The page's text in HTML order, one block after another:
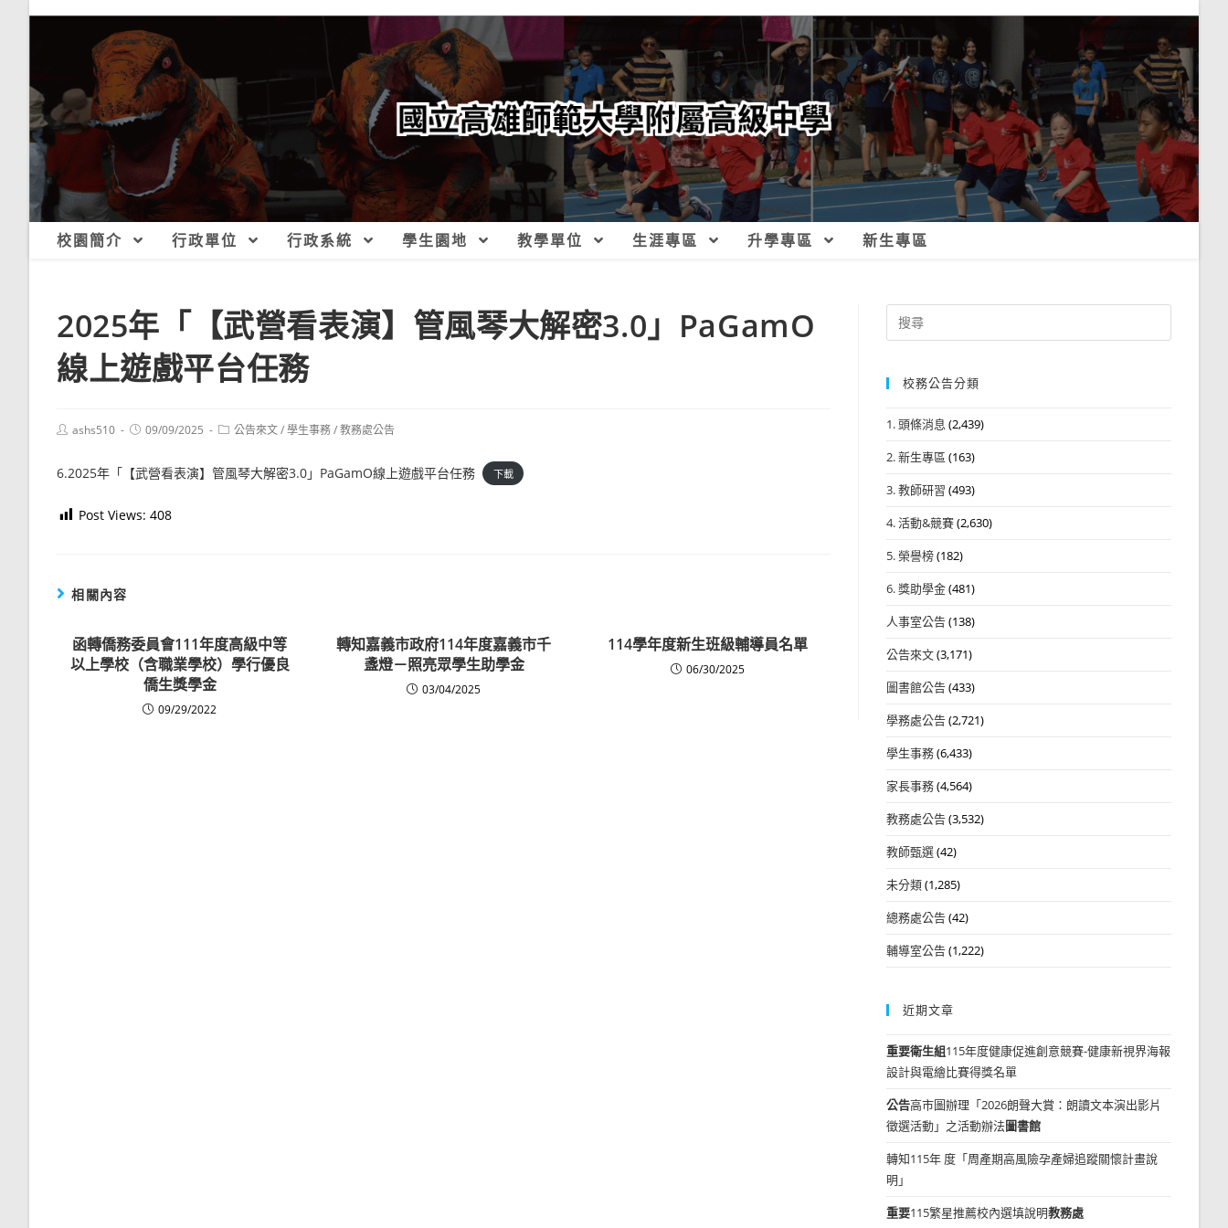
校園簡介 行政單位 行政系統 學生園地 教學單位 生涯專區 升學專區 新生專區
2025年「【武營看表演】管風琴大解密3.0」PaGamO
線上遊戲平台任務
Postashs510
Post09/09/2025
Post公告來文/學生事務/教務處公告
6.2025年「【武營看表演】管風琴大解密3.0」PaGamO線上遊戲平台任務 下載
Post Views: 408
相關內容
函轉僑務委員會111年度高級中等
以上學校（含職業學校）學行優良
僑生獎學金
09/29/2022
轉知嘉義市政府114年度嘉義市千
盞燈－照亮眾學生助學金
03/04/2025
114學年度新生班級輔導員名單
06/30/2025
Search
for:
校務公告分類
1. 頭條消息 (2,439)
2. 新生專區 (163)
3. 教師研習 (493)
4. 活動&競賽(2,630)
5. 榮譽榜(182)
6. 獎助學金(481)
人事室公告(138)
公告來文(3,171)
圖書館公告(433)
學務處公告(2,721)
學生事務(6,433)
家長事務(4,564)
教務處公告(3,532)
教師甄選(42)
未分類(1,285)
總務處公告(42)
輔導室公告(1,222)
近期文章
重要衛生組115年度健康促進創意競賽-健康新視界海報
設計與電繪比賽得獎名單
公告高市圖辦理「2026朗聲大賞：朗讀文本演出影片
徵選活動」之活動辦法圖書館
轉知115年 度「周產期高風險孕產婦追蹤關懷計畫說
明」
重要115繁星推薦校內選填說明教務處